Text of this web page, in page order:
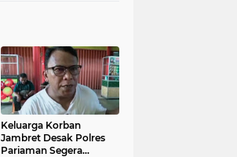
Keluarga Korban
Jambret Desak Polres
Pariaman Segera